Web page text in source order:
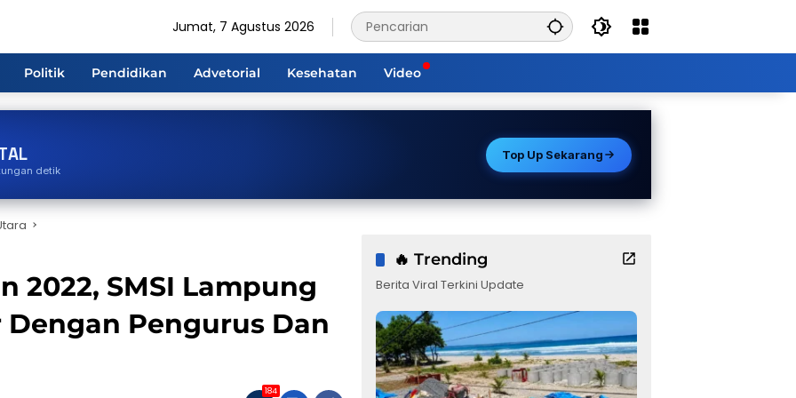
Jumat, 7 Agustus 2026
Politik Pendidikan Advetorial Kesehatan Video
detik
Top Up Sekarang
2022, SMSI Lampung
Dengan Pengurus Dan
184
🔥 Trending
Berita Viral Terkini Update